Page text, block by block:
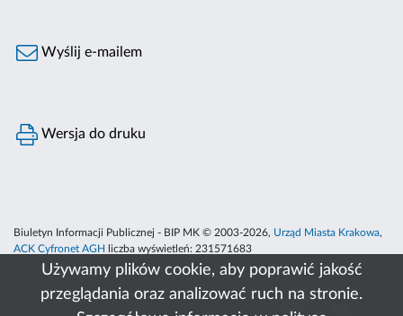
Używamy plików cookie, aby poprawić jakość
przeglądania oraz analizować ruch na stronie.
Wyślij e-mailem
Wersja do druku
Biuletyn Informacji Publicznej - BIP MK © 2003-2026, Urząd Miasta Krakowa,
ACK Cyfronet AGH
liczba wyświetleń: 231571683